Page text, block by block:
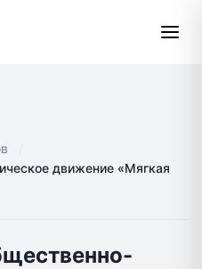
движение «Мягкая